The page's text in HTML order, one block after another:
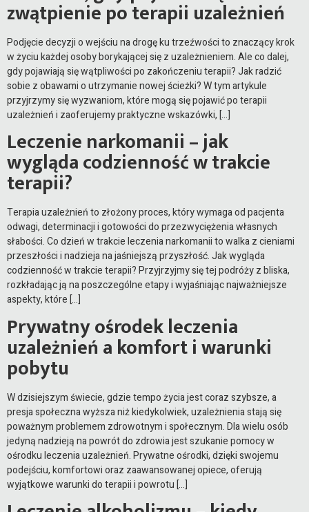
zwątpienie po terapii uzależnień
Podjęcie decyzji o wejściu na drogę ku trzeźwości to znaczący krok
w życiu każdej osoby borykającej się z uzależnieniem. Ale co dalej,
gdy pojawiają się wątpliwości po zakończeniu terapii? Jak radzić
sobie z obawami o utrzymanie nowej ścieżki? W tym artykule
przyjrzymy się wyzwaniom, które mogą się pojawić po terapii
uzależnień i zaoferujemy praktyczne wskazówki, […]
Leczenie narkomanii – jak
wygląda codzienność w trakcie
terapii?
Terapia uzależnień to złożony proces, który wymaga od pacjenta
odwagi, determinacji i gotowości do przezwyciężenia własnych
słabości. Co dzień w trakcie leczenia narkomanii to walka z cieniami
przeszłości i nadzieja na jaśniejszą przyszłość. Jak wygląda
codzienność w trakcie terapii? Przyjrzyjmy się tej podróży z bliska,
rozkładając ją na poszczególne etapy i wyjaśniając najważniejsze
aspekty, które […]
Prywatny ośrodek leczenia
uzależnień a komfort i warunki
pobytu
W dzisiejszym świecie, gdzie tempo życia jest coraz szybsze, a
presja społeczna wyższa niż kiedykolwiek, uzależnienia stają się
poważnym problemem zdrowotnym i społecznym. Dla wielu osób
jedyną nadzieją na powrót do zdrowia jest szukanie pomocy w
ośrodku leczenia uzależnień. Prywatne ośrodki, dzięki swojemu
podejściu, komfortowi oraz zaawansowanej opiece, oferują
wyjątkowe warunki do terapii i powrotu […]